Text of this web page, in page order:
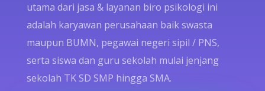
utama dari jasa & layanan biro psikologi ini
adalah karyawan perusahaan baik swasta
maupun BUMN, pegawai negeri sipil / PNS,
serta siswa dan guru sekolah mulai jenjang
sekolah TK SD SMP hingga SMA.